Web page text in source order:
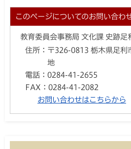
このページについてのお問い合わ
教育委員会事務局 文化課 史跡足
住所： 〒326-0813 栃木県足利
地
電話： 0284-41-2655
FAX： 0284-41-2082
お問い合わせはこちらから